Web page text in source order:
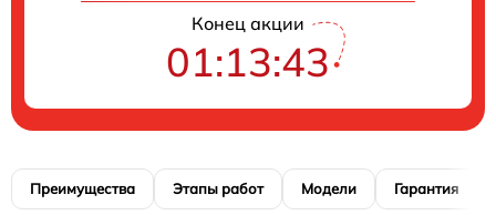
Конец акции
01:13:42
Преимущества Этапы работ Модели Гарантия